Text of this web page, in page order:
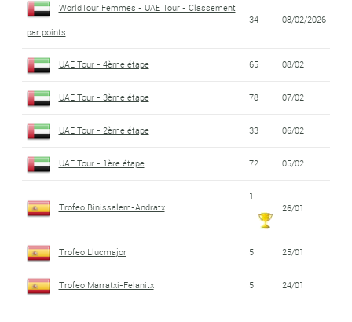
WorldTour Femmes - UAE Tour - Classement
par points
34 08/02/2026
UAE Tour - 4ème étape 65 08/02
UAE Tour - 3ème étape 78 07/02
UAE Tour - 2ème étape 33 06/02
UAE Tour - 1ère étape 72 05/02
Trofeo Binissalem-Andratx
1
26/01
Trofeo Llucmajor 5 25/01
Trofeo Marratxi-Felanitx 5 24/01